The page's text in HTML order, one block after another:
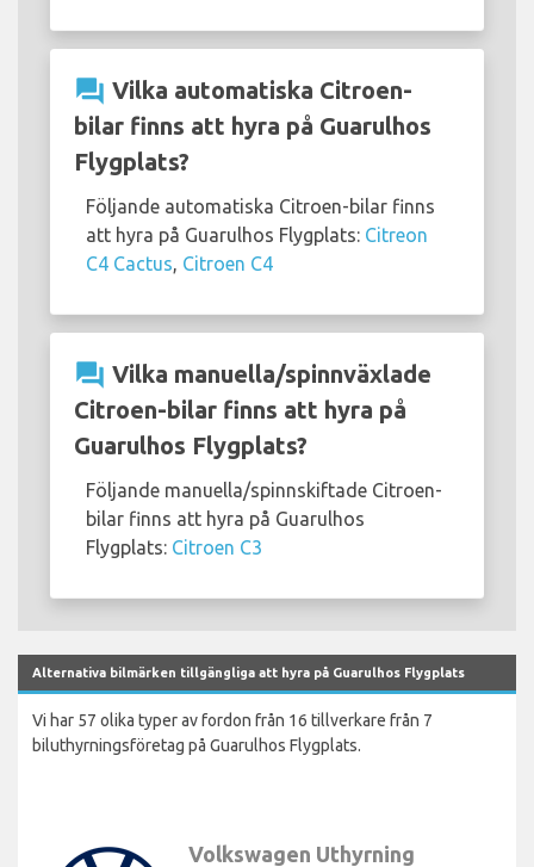
question_answer Vilka automatiska Citroen-
bilar finns att hyra på Guarulhos
Flygplats?
Följande automatiska Citroen-bilar finns
att hyra på Guarulhos Flygplats: Citreon
C4 Cactus Citroen C4
question_answer Vilka manuella/spinnväxlade
Citroen-bilar finns att hyra på
Guarulhos Flygplats?
Följande manuella/spinnskiftade Citroen-
bilar finns att hyra på Guarulhos
Flygplats: Citroen C3
Alternativa bilmärken tillgängliga att hyra på Guarulhos Flygplats
Vi har 57 olika typer av fordon från 16 tillverkare från 7
biluthyrningsföretag på Guarulhos Flygplats.
Volkswagen Uthyrning